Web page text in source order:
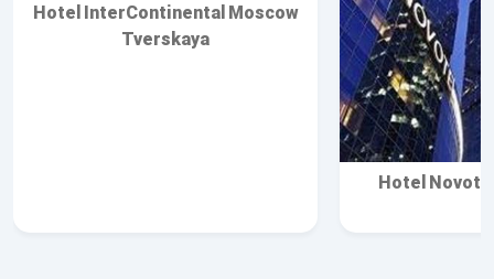
Hotel
Hotel InterContinental Moscow
Tverskaya